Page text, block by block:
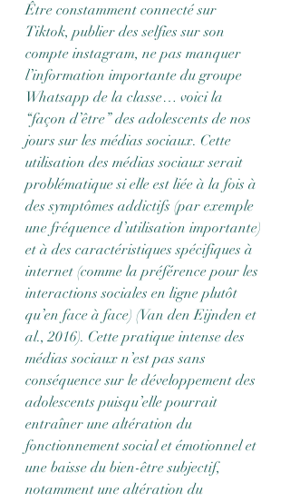
Être constamment connecté sur
Tiktok, publier des selfies sur son
compte instagram, ne pas manquer
l’information importante du groupe
Whatsapp de la classe… voici la
“façon d’être” des adolescents de nos
jours sur les médias sociaux. Cette
utilisation des médias sociaux serait
problématique si elle est liée à la fois à
des symptômes addictifs (par exemple
une fréquence d’utilisation importante)
et à des caractéristiques spécifiques à
internet (comme la préférence pour les
interactions sociales en ligne plutôt
qu’en face à face) (Van den Eijnden et
al., 2016). Cette pratique intense des
médias sociaux n’est pas sans
conséquence sur le développement des
adolescents puisqu’elle pourrait
entraîner une altération du
fonctionnement social et émotionnel et
une baisse du bien-être subjectif,
notamment une altération du